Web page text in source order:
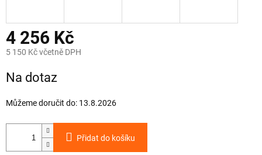
4 256 Kč
5 150 Kč včetně DPH
cena:
Na dotaz
Můžeme doručit do: 13.8.2026
Přidat do košíku